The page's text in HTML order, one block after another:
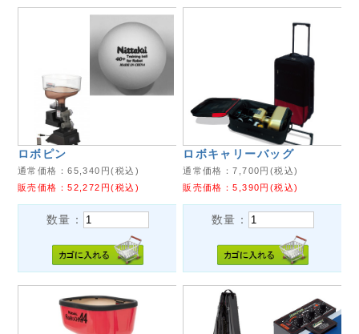
ロボピン
通常価格：65,340 円(税込)
販売価格：52,272 円(税込)
数量：
ロボキャリーバッグ
通常価格：7,700円(税込)
販売価格：5,390円(税込)
数量：